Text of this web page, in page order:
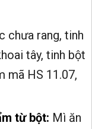
chưa rang, tinh
tây, tinh bột
mã HS 11.07,
từ bột: Mì ăn